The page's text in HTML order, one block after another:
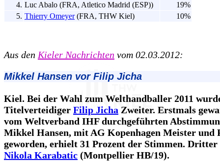
4. Luc Abalo (FRA, Atletico Madrid (ESP))
19%
5. Thierry Omeyer(FRA, THW Kiel) 10%
Aus den Kieler Nachrichten vom 02.03.2012:
Mikkel Hansen vor Filip Jicha
Kiel. Bei der Wahl zum Welthandballer 2011
Titelverteidiger Filip Jicha Zweiter. Erstmals
vom Weltverband IHF durchgeführten
Mikkel Hansen, mit AG Kopenhagen Meister und
geworden, erhielt 31 Prozent der Stimmen. Dritter
Nikola Karabatic (Montpellier HB/19).